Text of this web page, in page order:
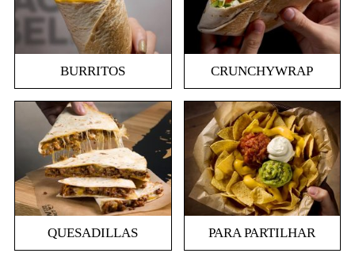
BURRITOS CRUNCHYWRAP
QUESADILLAS PARA PARTILHAR